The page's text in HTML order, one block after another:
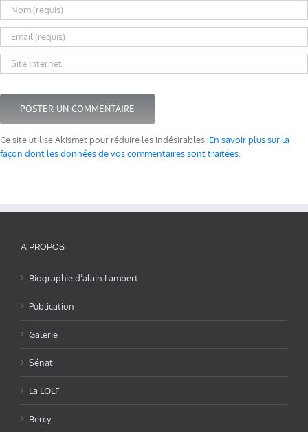
Ce site utilise Akismet pour réduire les indésirables. En savoir plus sur la
façon dont les données de vos commentaires sont traitées
A PROPOS
Biographie d’alain Lambert
Publication
Galerie
Sénat
La LOLF
Bercy